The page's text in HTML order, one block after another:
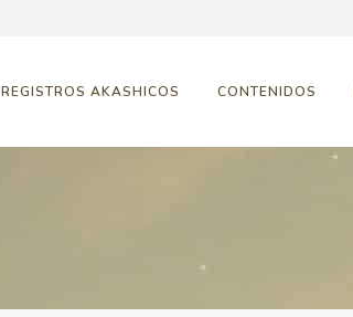
REGISTROS AKASHICOS CONTENIDOS